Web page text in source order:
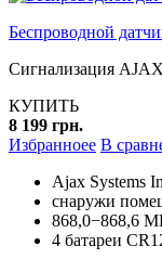
Беспроводной
Сигнализация AJAX
КУПИТЬ
8 199 грн.
Избранноее В
Ajax Systems
снаружи
868,0−868,6
4 батареи